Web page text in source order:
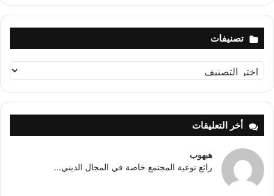
تصنيفات
تصنيفات
أخر التعليقات
هبهوب
رائع توعية المجتمع خاصة في المجال الديني...